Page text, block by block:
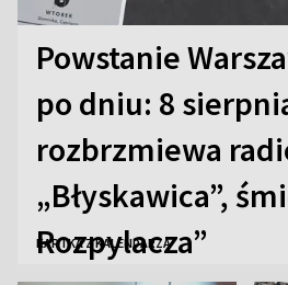
Powstanie
po dniu: 8
rozbrzmiewa
„Błyskawica”,
Rozpylacza”
KARTKA Z KALENDARZA